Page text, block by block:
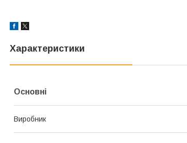
Характеристики
Основні
Виробник